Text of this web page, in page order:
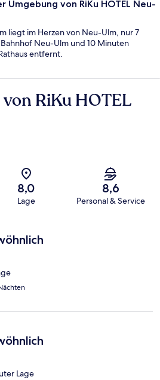
Umgebung von RiKu HOTEL Neu-
liegt im Herzen von Neu-Ulm, nur 7
Neu-Ulm und 10 Minuten
entfernt.
RiKu HOTEL
8,0
Lage
8,6
Personal & Service
Lage